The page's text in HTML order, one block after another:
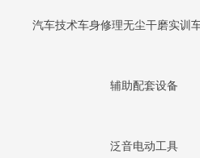
汽车技术车身修理无尘干磨实训
辅助配套设备
泛音电动工具